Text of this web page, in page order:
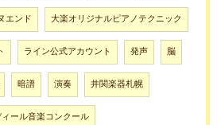
エンド 大楽オリジナルピアノテクニック
ライン公式アカウント 発声 脳
暗譜 演奏 井関楽器札幌
ール音楽コンクール